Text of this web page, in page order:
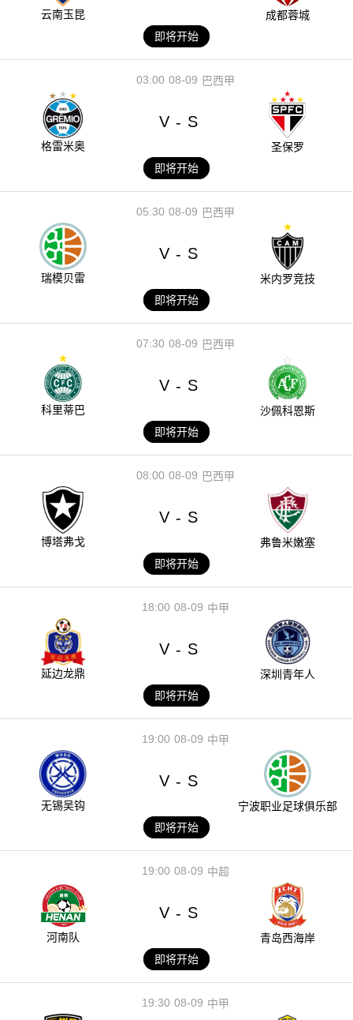
云南玉昆
成都蓉城
即将开始
08-09
03:00 巴西甲
格雷米奥
V - S
圣保罗
即将开始
08-09
05:30 巴西甲
瑞模贝雷
V - S
米内罗竞技
即将开始
08-09
07:30 巴西甲
科里蒂巴
V - S
沙佩科恩斯
即将开始
08-09
08:00 巴西甲
博塔弗戈
V - S
弗鲁米嫩塞
即将开始
08-09
18:00 中甲
延边龙鼎
V - S
深圳青年人
即将开始
08-09
19:00 中甲
无锡吴钩
V - S
宁波职业足球俱乐部
即将开始
08-09
19:00 中超
河南队
V - S
青岛西海岸
即将开始
08-09
19:30 中甲